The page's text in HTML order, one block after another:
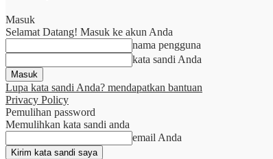
Masuk
Selamat Datang! Masuk ke akun Anda
nama pengguna
kata sandi Anda
Lupa kata sandi Anda? mendapatkan bantuan
Privacy Policy
Pemulihan password
Memulihkan kata sandi anda
email Anda